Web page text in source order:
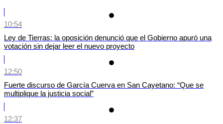
10:54
Ley de Tierras: la oposición denunció que el Gobierno apuró una
votación sin dejar leer el nuevo proyecto
12:50
Fuerte discurso de García Cuerva en San Cayetano: “Que se
multiplique la justicia social”
12:37